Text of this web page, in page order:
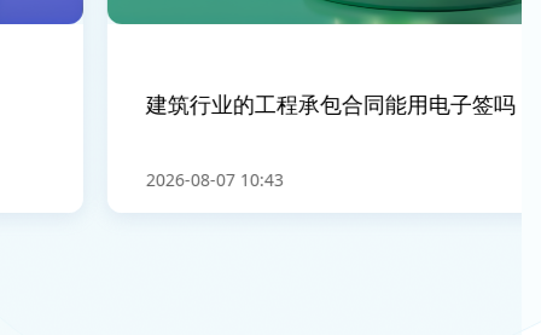
建筑行业的工程承包合同能用电子签吗
2026-08-07 10:43